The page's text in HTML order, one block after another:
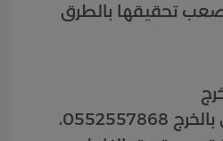
تحقيقها بالطرق
مع شركة تنظيف فلل بالخرج 0552557868،